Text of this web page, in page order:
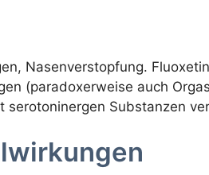
Nasenverstopfung.
(paradoxerweise auch
Substanzen